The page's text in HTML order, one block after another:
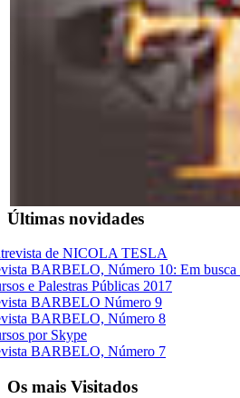
Últimas novidades
de NICOLA TESLA
BARBELO, Número 10: Em busca
e Palestras Públicas 2017
BARBELO Número 9
BARBELO, Número 8
por Skype
BARBELO, Número 7
Os mais Visitados